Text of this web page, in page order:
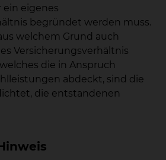
ein eigenes
begründet werden muss.
welchem Grund auch
Versicherungsverhältnis
die in Anspruch
abdeckt, sind die
die entstandenen